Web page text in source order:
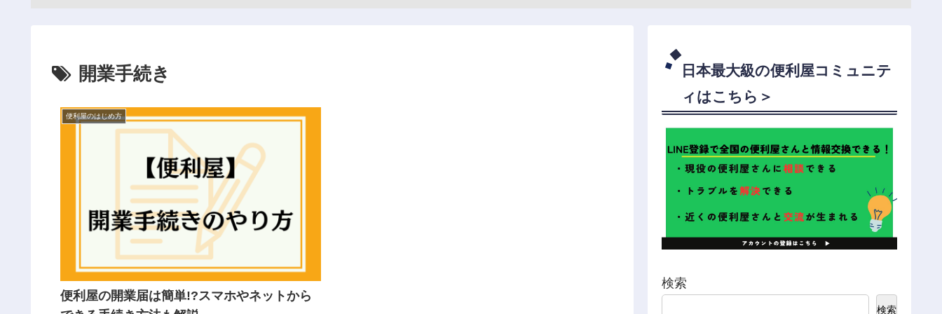
開業手続き
便利屋のはじめ方
便利屋の開業届は簡単!?スマホやネットから
日本最大級の便利屋コミュニテ
ィはこちら＞
検索
検索